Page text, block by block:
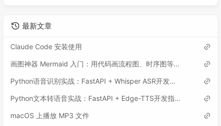
最新文章
Claude Code 安装使用
画图神器 Mermaid 入门：用代码画流程图、时序图等各类图表
Python语音识别实战：FastAPI + Whisper ASR开发指南
Python文本转语音实战：FastAPI + Edge-TTS开发指南
macOS 上播放 MP3 文件